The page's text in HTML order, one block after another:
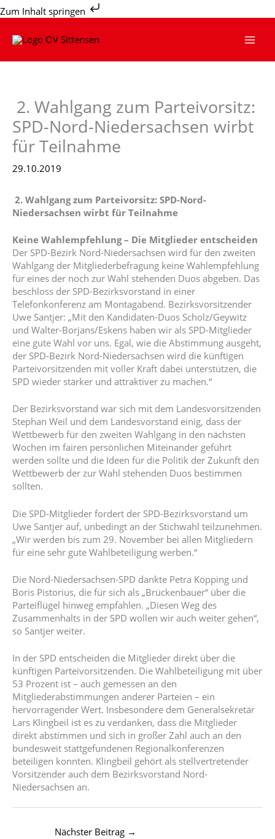
Zum Inhalt springen
Zum
Inhalt
2. Wahlgang zum Parteivorsitz:
SPD-Nord-Niedersachsen wirbt
für Teilnahme
29.10.2019
2. Wahlgang zum Parteivorsitz: SPD-Nord-
Niedersachsen wirbt für Teilnahme
Keine Wahlempfehlung – Die Mitglieder entscheiden
Der SPD-Bezirk Nord-Niedersachsen wird für den zweiten
Wahlgang der Mitgliederbefragung keine Wahlempfehlung
für eines der noch zur Wahl stehenden Duos abgeben. Das
beschloss der SPD-Bezirksvorstand in einer
Telefonkonferenz am Montagabend. Bezirksvorsitzender
Uwe Santjer: „Mit den Kandidaten-Duos Scholz/Geywitz
und Walter-Borjans/Eskens haben wir als SPD-Mitglieder
eine gute Wahl vor uns. Egal, wie die Abstimmung ausgeht,
der SPD-Bezirk Nord-Niedersachsen wird die künftigen
Parteivorsitzenden mit voller Kraft dabei unterstützen, die
SPD wieder stärker und attraktiver zu machen.“
Der Bezirksvorstand war sich mit dem Landesvorsitzenden
Stephan Weil und dem Landesvorstand einig, dass der
Wettbewerb für den zweiten Wahlgang in den nächsten
Wochen im fairen persönlichen Miteinander geführt
werden sollte und die Ideen für die Politik der Zukunft den
Wettbewerb der zur Wahl stehenden Duos bestimmen
sollten.
Die SPD-Mitglieder fordert der SPD-Bezirksvorstand um
Uwe Santjer auf, unbedingt an der Stichwahl teilzunehmen.
„Wir werden bis zum 29. November bei allen Mitgliedern
für eine sehr gute Wahlbeteiligung werben.“
Die Nord-Niedersachsen-SPD dankte Petra Köpping und
Boris Pistorius, die für sich als „Brückenbauer“ über die
Parteiflügel hinweg empfahlen. „Diesen Weg des
Zusammenhalts in der SPD wollen wir auch weiter gehen“,
so Santjer weiter.
In der SPD entscheiden die Mitglieder direkt über die
künftigen Parteivorsitzenden. Die Wahlbeteiligung mit über
53 Prozent ist – auch gemessen an den
Mitgliederabstimmungen anderer Parteien – ein
hervorragender Wert. Insbesondere dem Generalsekretär
Lars Klingbeil ist es zu verdanken, dass die Mitglieder
direkt abstimmen und sich in großer Zahl auch an den
bundesweit stattgefundenen Regionalkonferenzen
beteiligen konnten. Klingbeil gehört als stellvertretender
Vorsitzender auch dem Bezirksvorstand Nord-
Niedersachsen an.
Nächster Beitrag →